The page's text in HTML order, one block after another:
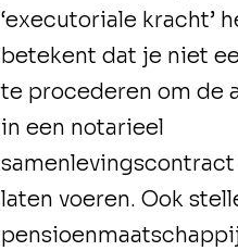
‘executoriale kracht’
betekent dat je niet
te procederen om de
in een notarieel
laten voeren. Ook